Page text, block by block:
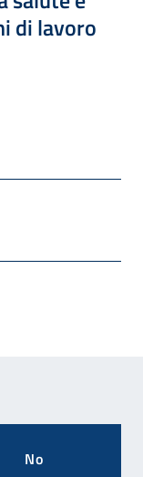
di lavoro
- Apertura in
nuova finestra
di posta
meno
No